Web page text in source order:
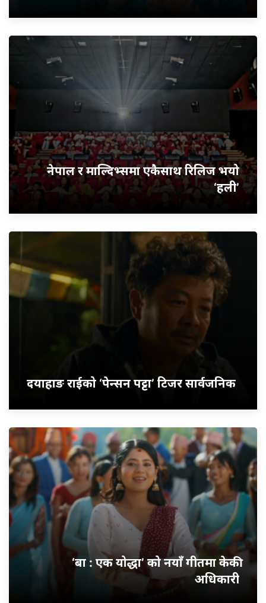
नेपाल र माल्दिभ्समा एकैसाथ रिलिज भयो
‘हली’
दयाहाङ राईको ‘पेन्सन पट्टा’ टिजर सार्वजनिक
‘बा : एक योद्धा’ को नयाँ गीतमा केकी
अधिकारी